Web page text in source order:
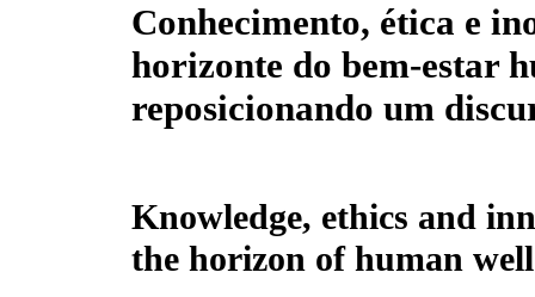
Conhecimento, ética e
horizonte do bem-estar
reposicionando um
Knowledge, ethics and
the horizon of human